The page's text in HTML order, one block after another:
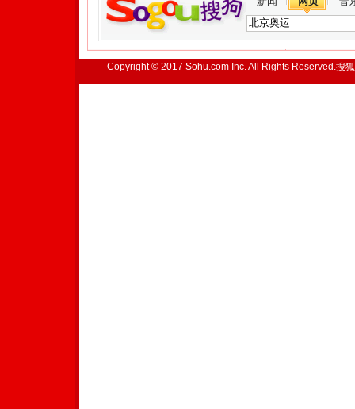
Copyright © 2017 Sohu.com Inc. All Rights Reserved.搜